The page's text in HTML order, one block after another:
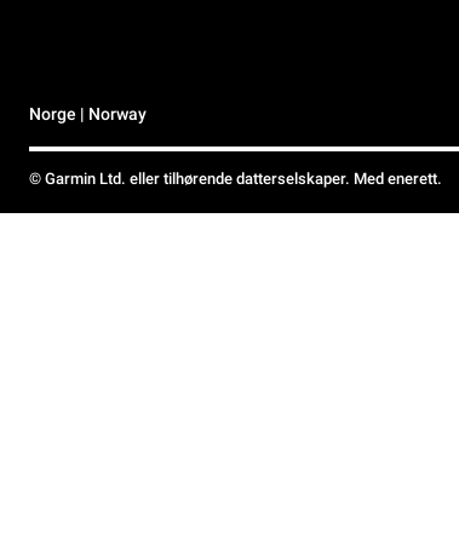
Norge | Norway
© Garmin Ltd. eller tilhørende datterselskaper. Med enerett.